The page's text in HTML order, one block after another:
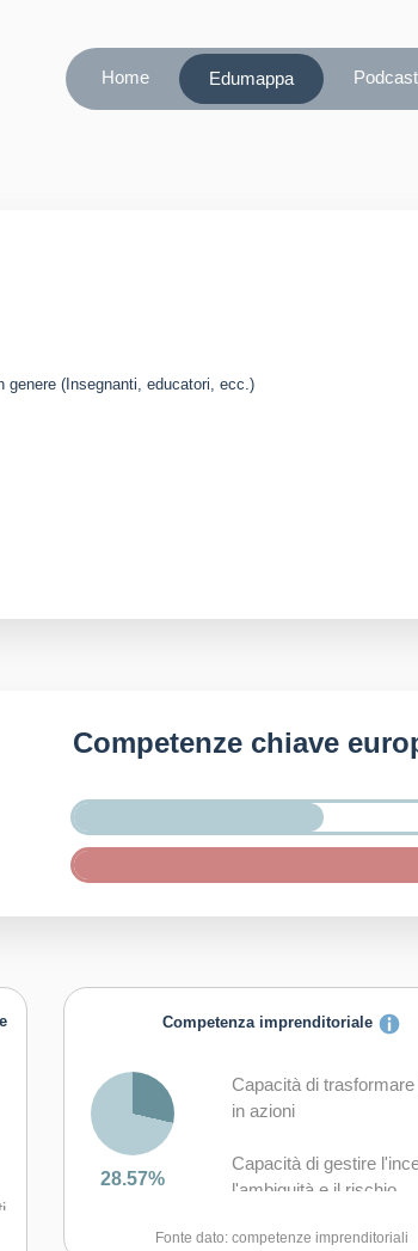
Home Edumappa Podcast
genere (Insegnanti, educatori, ecc.)
Competenze chiave
Competenza imprenditoriale
28.57%
Capacità di trasformare
in azioni
Capacità di gestire
l'ambiguità e il rischio
Capacità di essere
Fonte dato: competenze imprenditoriali